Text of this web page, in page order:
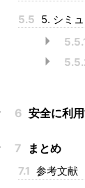
5.5 5. シミ
6 安全に利
7 まとめ
7.1 参考文献